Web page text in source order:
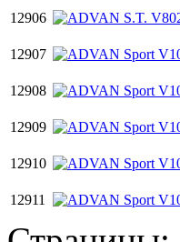
12906
12907
12908
12909
12910
12911